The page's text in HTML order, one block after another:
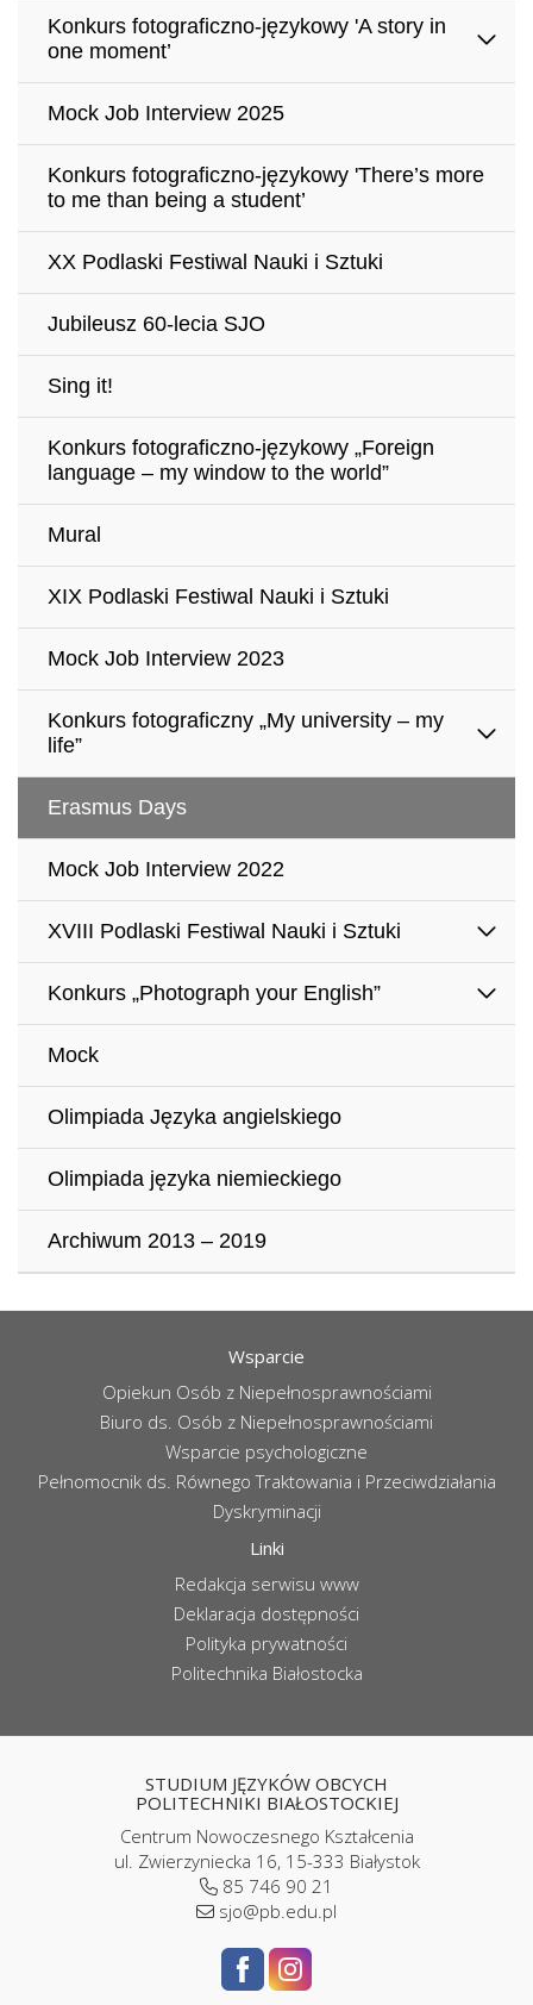
Konkurs fotograficzno-językowy 'A story in
one moment’
Mock Job Interview 2025
Konkurs fotograficzno-językowy 'There’s more
to me than being a student’
XX Podlaski Festiwal Nauki i Sztuki
Jubileusz 60-lecia SJO
Sing it!
Konkurs fotograficzno-językowy „Foreign
language – my window to the world”
Mural
XIX Podlaski Festiwal Nauki i Sztuki
Mock Job Interview 2023
Konkurs fotograficzny „My university – my
life”
Erasmus Days
Mock Job Interview 2022
XVIII Podlaski Festiwal Nauki i Sztuki
Konkurs „Photograph your English”
Mock
Olimpiada Języka angielskiego
Olimpiada języka niemieckiego
Archiwum 2013 – 2019
Wsparcie
Opiekun Osób z Niepełnosprawnościami
Biuro ds. Osób z Niepełnosprawnościami
Wsparcie psychologiczne
Pełnomocnik ds. Równego Traktowania i Przeciwdziałania
Dyskryminacji
Linki
Redakcja serwisu www
Deklaracja dostępności
Polityka prywatności
Politechnika Białostocka
STUDIUM JĘZYKÓW OBCYCH
POLITECHNIKI BIAŁOSTOCKIEJ
Centrum Nowoczesnego Kształcenia
ul. Zwierzyniecka 16, 15-333 Białystok
85 746 90 21
sjo@pb.edu.pl